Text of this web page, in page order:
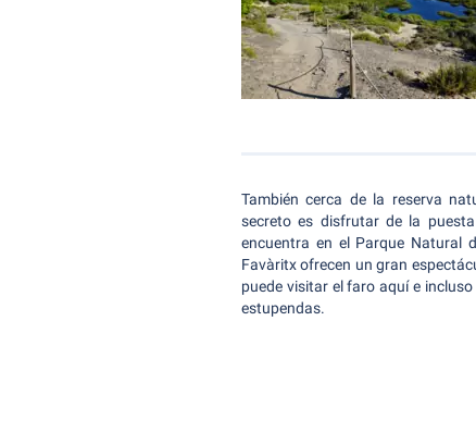
También cerca de la reserva
secreto es disfrutar de la
encuentra en el Parque Natural
Favàritx ofrecen un gran
puede visitar el faro aquí e
estupendas.